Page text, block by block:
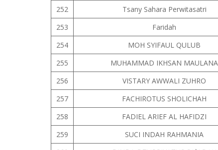
252
Tsany Sahara Perwitasatri
253
Faridah
254
MOH SYIFAUL QULUB
255
MUHAMMAD IKHSAN MAULANA
256
VISTARY AWWALI ZUHRO
257
FACHIROTUS SHOLICHAH
258
FADIEL ARIEF AL HAFIDZI
259
SUCI INDAH RAHMANIA